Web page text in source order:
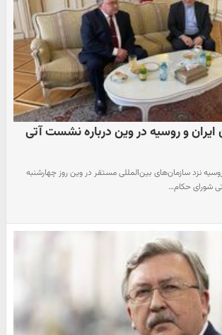
ایران و روسیه در وین درباره نشست آتی
روسیه نزد سازمان‌های بین‌المللی مستقر در وین روز چهارشنبه
شورای حکام…